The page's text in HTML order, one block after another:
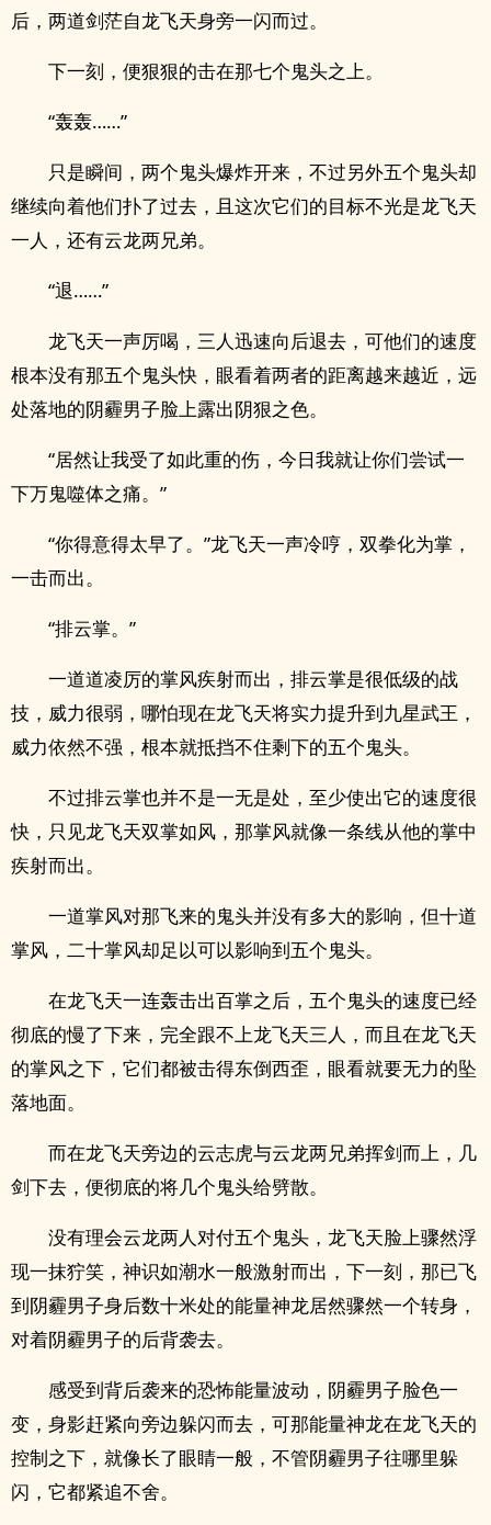
后，两道剑茫自龙飞天身旁一闪而过。
下一刻，便狠狠的击在那七个鬼头之上。
“轰轰……”
只是瞬间，两个鬼头爆炸开来，不过另外五个鬼头却
继续向着他们扑了过去，且这次它们的目标不光是龙飞天
一人，还有云龙两兄弟。
“退……”
龙飞天一声厉喝，三人迅速向后退去，可他们的速度
根本没有那五个鬼头快，眼看着两者的距离越来越近，远
处落地的阴霾男子脸上露出阴狠之色。
“居然让我受了如此重的伤，今日我就让你们尝试一
下万鬼噬体之痛。”
“你得意得太早了。”龙飞天一声冷哼，双拳化为掌，
一击而出。
“排云掌。”
一道道凌厉的掌风疾射而出，排云掌是很低级的战
技，威力很弱，哪怕现在龙飞天将实力提升到九星武王，
威力依然不强，根本就抵挡不住剩下的五个鬼头。
不过排云掌也并不是一无是处，至少使出它的速度很
快，只见龙飞天双掌如风，那掌风就像一条线从他的掌中
疾射而出。
一道掌风对那飞来的鬼头并没有多大的影响，但十道
掌风，二十掌风却足以可以影响到五个鬼头。
在龙飞天一连轰击出百掌之后，五个鬼头的速度已经
彻底的慢了下来，完全跟不上龙飞天三人，而且在龙飞天
的掌风之下，它们都被击得东倒西歪，眼看就要无力的坠
落地面。
而在龙飞天旁边的云志虎与云龙两兄弟挥剑而上，几
剑下去，便彻底的将几个鬼头给劈散。
没有理会云龙两人对付五个鬼头，龙飞天脸上骤然浮
现一抹狞笑，神识如潮水一般激射而出，下一刻，那已飞
到阴霾男子身后数十米处的能量神龙居然骤然一个转身，
对着阴霾男子的后背袭去。
感受到背后袭来的恐怖能量波动，阴霾男子脸色一
变，身影赶紧向旁边躲闪而去，可那能量神龙在龙飞天的
控制之下，就像长了眼睛一般，不管阴霾男子往哪里躲
闪，它都紧追不舍。